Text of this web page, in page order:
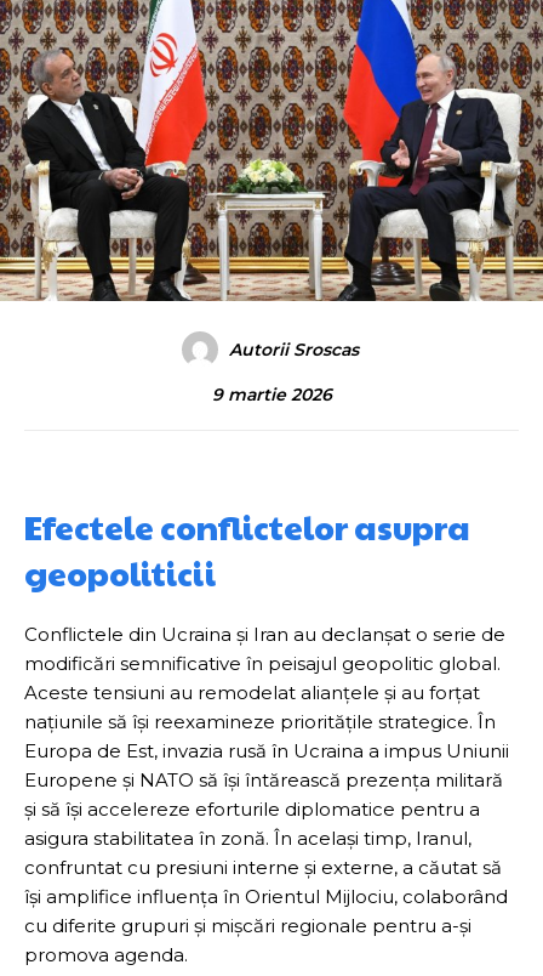
Autorii Sroscas
9 martie 2026
Efectele conflictelor asupra
geopoliticii
Conflictele din Ucraina și Iran au declanșat o serie de
modificări semnificative în peisajul geopolitic global.
Aceste tensiuni au remodelat alianțele și au forțat
națiunile să își reexamineze prioritățile strategice. În
Europa de Est, invazia rusă în Ucraina a impus Uniunii
Europene și NATO să își întărească prezența militară
și să își accelereze eforturile diplomatice pentru a
asigura stabilitatea în zonă. În același timp, Iranul,
confruntat cu presiuni interne și externe, a căutat să
își amplifice influența în Orientul Mijlociu, colaborând
cu diferite grupuri și mișcări regionale pentru a-și
promova agenda.